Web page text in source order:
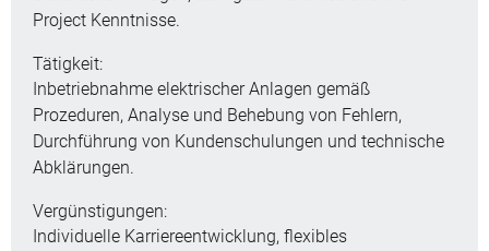
Project Kenntnisse.
Tätigkeit:
Inbetriebnahme elektrischer Anlagen gemäß
Prozeduren, Analyse und Behebung von Fehlern,
Durchführung von Kundenschulungen und technische
Abklärungen.
Vergünstigungen:
Individuelle Karriereentwicklung, flexibles